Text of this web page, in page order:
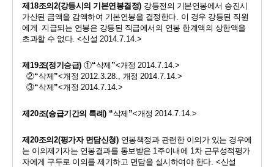
제18조의2(강등시의 기본연봉결정) 강등전의 기본연봉에서 승진시
가산된 금액을 감액하여 기본연봉을 결정한다. 이 경우 강등된 직원
에게  지급되는 연봉은 강등된 직급에서의 연봉 한계액의 상한액을
초과할 수 없다. <신설 2014.7.14.>
제19조(정기승급) ①“삭제 ”<개정 2014.7.14.>
②“삭제”<개정 2012.3.28., 개정 2014.7.14.>
③“삭제”<개정 2014.7.14.>
제20조(승급기간의 특례) “삭제 ”<개정 2014.7.14.>
제20조의2(평가자 면담신청) 연봉책정과 관련한 이의가 있는 경우에
는 이의제기자는 연봉결과를 통보받은 1 주이내에 1 차 근무성적평가
자에게 구두로 이의를 제기하고 면담을 실시하여야 한다. <